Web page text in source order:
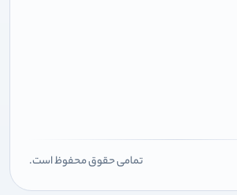
تمامی حقوق محفوظ است.